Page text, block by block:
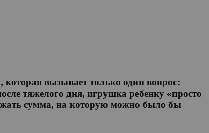
вызывает только один вопрос:
тяжелого дня, игрушка ребенку «просто
сумма, на которую можно было бы